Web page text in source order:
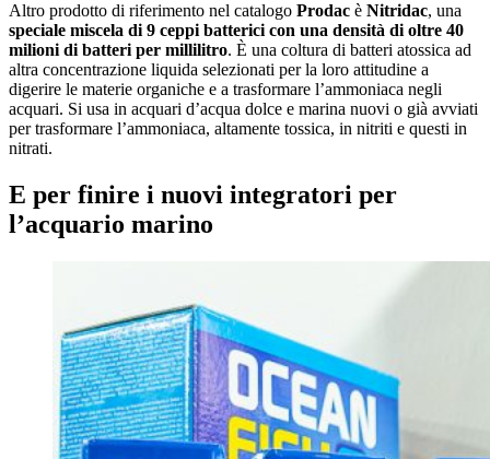
Altro prodotto di riferimento nel catalogo Prodac è Nitridac, una
speciale miscela di 9 ceppi batterici con una densità di oltre 40
milioni di batteri per millilitro. È una coltura di batteri atossica ad
altra concentrazione liquida selezionati per la loro attitudine a
digerire le materie organiche e a trasformare l’ammoniaca negli
acquari. Si usa in acquari d’acqua dolce e marina nuovi o già avviati
per trasformare l’ammoniaca, altamente tossica, in nitriti e questi in
nitrati.
E per finire i nuovi integratori per
l’acquario marino